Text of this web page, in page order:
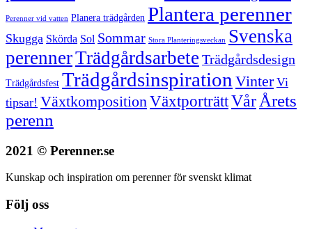
Perenner vid vatten Planera trädgården Plantera perenner
Skugga Skörda Sol Sommar Stora Planteringsveckan Svenska
perennerTrädgårdsarbete Trädgårdsdesign
Trädgårdsfest Trädgårdsinspiration Vinter Vi
tipsar! Växtkomposition VäxtporträttVår Årets
perenn
2021 © Perenner.se
Kunskap och inspiration om perenner för svenskt klimat
Följ oss